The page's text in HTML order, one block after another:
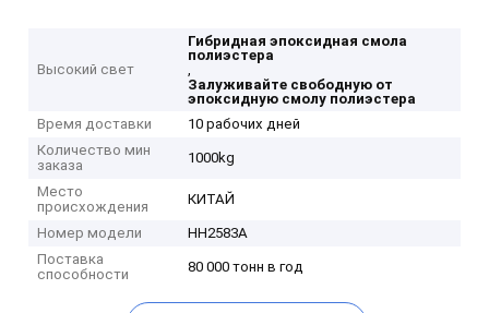
Высокий свет
Гибридная эпоксидная смола
полиэстера
,
Залуживайте свободную от
эпоксидную смолу полиэстера
Время доставки
10 рабочих дней
Количество мин
заказа
1000kg
Место
происхождения
КИТАЙ
Номер модели
HH2583A
Поставка
способности
80 000 тонн в год